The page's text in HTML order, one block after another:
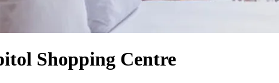
Shopping Centre